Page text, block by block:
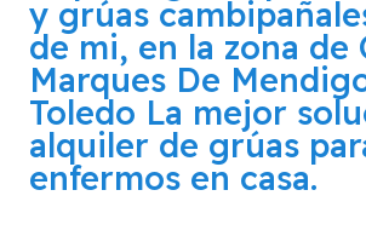
y grúas
de mi, en la zona de
Marques De
Toledo La mejor
alquiler de grúas
enfermos en casa.